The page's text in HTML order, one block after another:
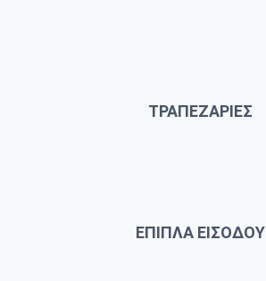
ΤΡΑΠΕΖΑΡΙΕΣ
ΕΠΙΠΛΑ ΕΙΣΟΔΟΥ